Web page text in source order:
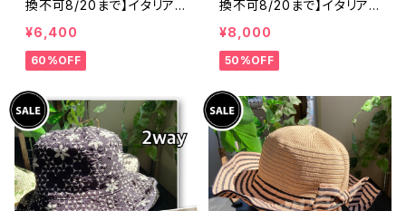
換不可8/20まで】イタリア
製 CASADEILUCA ITALY
｜前フリル＆BIGフリルトッ
プス /ホワイト
¥6,400
60%OFF
換不可8/20まで】イタリア
製 CASADEILUCA ITALY
｜前フリル＆BIGフリルトッ
プス /ブラック
¥8,000
50%OFF